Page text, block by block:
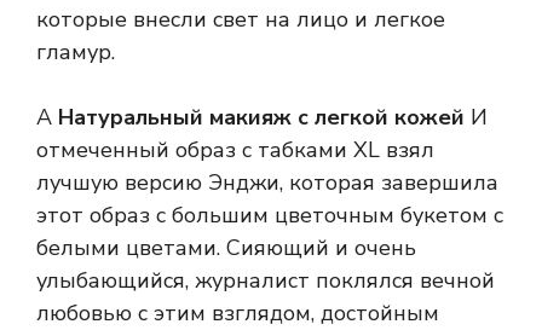
которые внесли свет на лицо и легкое
гламур.
А Натуральный макияж с легкой кожей И
отмеченный образ с табками XL взял
лучшую версию Энджи, которая завершила
этот образ с большим цветочным букетом с
белыми цветами. Сияющий и очень
улыбающийся, журналист поклялся вечной
любовью с этим взглядом, достойным